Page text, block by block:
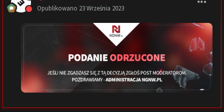
Opublikowano 23 Września 2023